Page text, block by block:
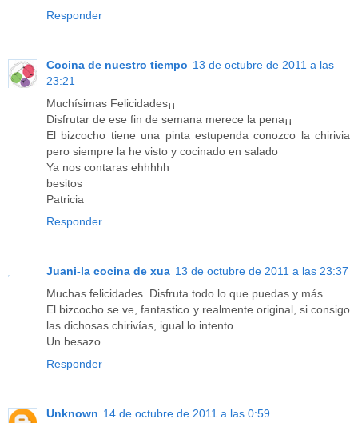
Responder
Cocina de nuestro tiempo 13 de octubre de 2011 a las
23:21
Muchísimas Felicidades¡¡
Disfrutar de ese fin de semana merece la pena¡¡
El bizcocho tiene una pinta estupenda conozco la chirivia
pero siempre la he visto y cocinado en salado
Ya nos contaras ehhhhh
besitos
Patricia
Responder
Juani-la cocina de xua 13 de octubre de 2011 a las 23:37
Muchas felicidades. Disfruta todo lo que puedas y más.
El bizcocho se ve, fantastico y realmente original, si consigo
las dichosas chirivías, igual lo intento.
Un besazo.
Responder
Unknown 14 de octubre de 2011 a las 0:59